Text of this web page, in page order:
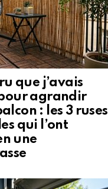
que j’avais
agrandir
: les 3 ruses
qui l’ont
une